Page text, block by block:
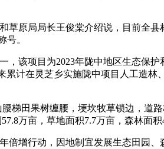
局局长王俊棠介绍说，目前全县
号。
项目为2023年陇中地区生态保护
计在灵芝乡实施陇中项目人工造
田果树缠腰，埂坎牧草锁边，道路
万亩，草地面积7.7万亩，森林面积
行动，因地制宜发展生态田园、